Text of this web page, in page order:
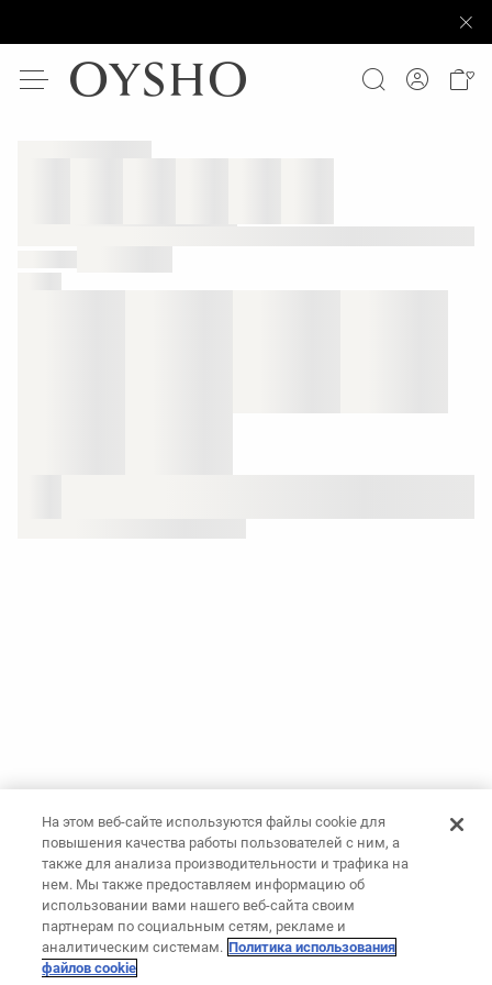
На этом веб-сайте используются файлы cookie для
повышения качества работы пользователей с ним, а
также для анализа производительности и трафика на
нем. Мы также предоставляем информацию об
использовании вами нашего веб-сайта своим
партнерам по социальным сетям, рекламе и
аналитическим системам. Политика использования
файлов cookie